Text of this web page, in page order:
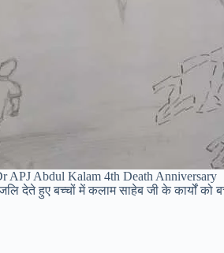
APJ Abdul Kalam 4th Death Anniversary
देते हुए बच्चों में कलाम साहेब जी के कार्यों को